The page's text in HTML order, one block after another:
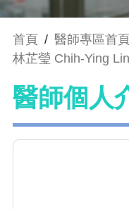
首頁 / 醫師專區首頁
林芷瑩 Chih-Ying
醫師個人